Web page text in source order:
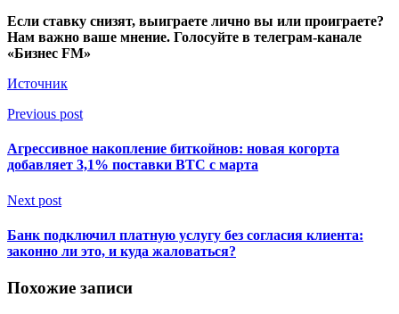
Если ставку снизят, выиграете лично вы или проиграете?
Нам важно ваше мнение. Голосуйте в телеграм-канале
«Бизнес FM»
Источник
Previous post
Агрессивное накопление биткойнов: новая когорта
добавляет 3,1% поставки BTC с марта
Next post
Банк подключил платную услугу без согласия клиента:
законно ли это, и куда жаловаться?
Похожие записи